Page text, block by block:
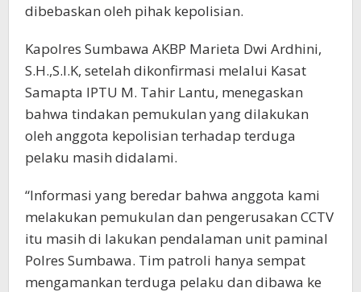
dibebaskan oleh pihak kepolisian.
Kapolres Sumbawa AKBP Marieta Dwi Ardhini,
S.H.,S.I.K, setelah dikonfirmasi melalui Kasat
Samapta IPTU M. Tahir Lantu, menegaskan
bahwa tindakan pemukulan yang dilakukan
oleh anggota kepolisian terhadap terduga
pelaku masih didalami.
“Informasi yang beredar bahwa anggota kami
melakukan pemukulan dan pengerusakan CCTV
itu masih di lakukan pendalaman unit paminal
Polres Sumbawa. Tim patroli hanya sempat
mengamankan terduga pelaku dan dibawa ke